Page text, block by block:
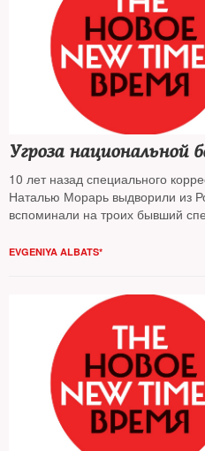
Угроза национальной
10 лет назад специального
Наталью Морарь выдворили из
вспоминали на троих бывший
нынешний главный редактор
EVGENIYA ALBATS*